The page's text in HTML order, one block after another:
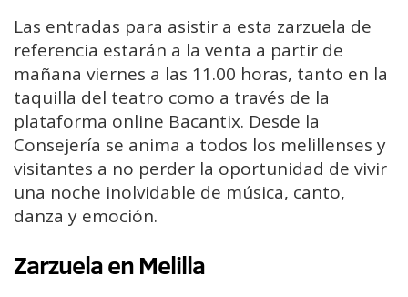
Las entradas para asistir a esta zarzuela de
referencia estarán a la venta a partir de
mañana viernes a las 11.00 horas, tanto en la
taquilla del teatro como a través de la
plataforma online Bacantix. Desde la
Consejería se anima a todos los melillenses y
visitantes a no perder la oportunidad de vivir
una noche inolvidable de música, canto,
danza y emoción.
Zarzuela en Melilla